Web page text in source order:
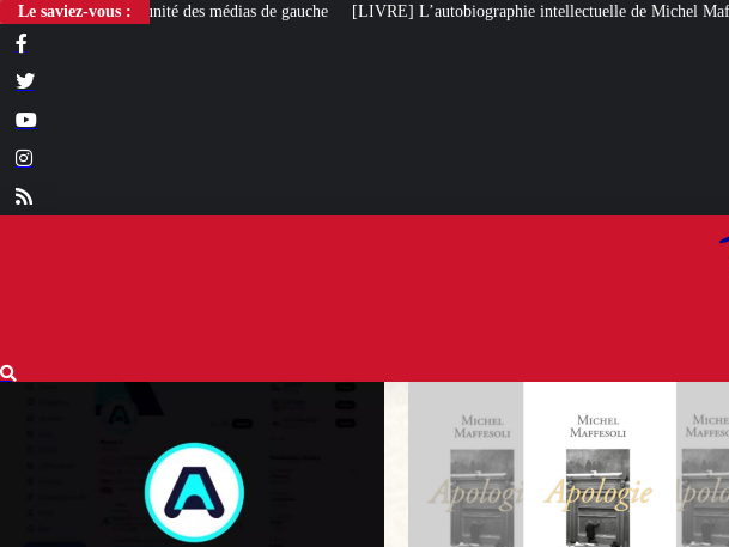
Le saviez-vous :
médias de gauche [LIVRE] L’autobiographie intellectuelle de Michel Maffesoli Pour regagner